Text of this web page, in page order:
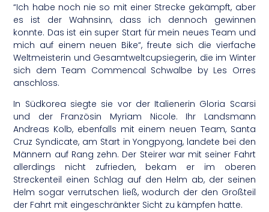
“Ich habe noch nie so mit einer Strecke gekämpft, aber
es ist der Wahnsinn, dass ich dennoch gewinnen
konnte. Das ist ein super Start für mein neues Team und
mich auf einem neuen Bike“, freute sich die vierfache
Weltmeisterin und Gesamtweltcupsiegerin, die im Winter
sich dem Team Commencal Schwalbe by Les Orres
anschloss.
In Südkorea siegte sie vor der Italienerin Gloria Scarsi
und der Französin Myriam Nicole. Ihr Landsmann
Andreas Kolb, ebenfalls mit einem neuen Team, Santa
Cruz Syndicate, am Start in Yongpyong, landete bei den
Männern auf Rang zehn. Der Steirer war mit seiner Fahrt
allerdings nicht zufrieden, bekam er im oberen
Streckenteil einen Schlag auf den Helm ab, der seinen
Helm sogar verrutschen ließ, wodurch der den Großteil
der Fahrt mit eingeschränkter Sicht zu kämpfen hatte.